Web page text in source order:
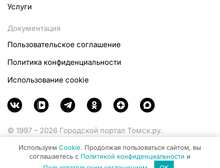
Услуги
Документация
Пользовательское соглашение
Политика конфиденциальности
Использование cookie
© 1997 – 2026 Городской портал Томск.ру.
Министерства цифрового развития, связи и массовых
коммуникаций Российской Федерации.
Используем Cookie. Продолжая пользоваться сайтом, вы
соглашаетесь с Политикой конфиденциальности и